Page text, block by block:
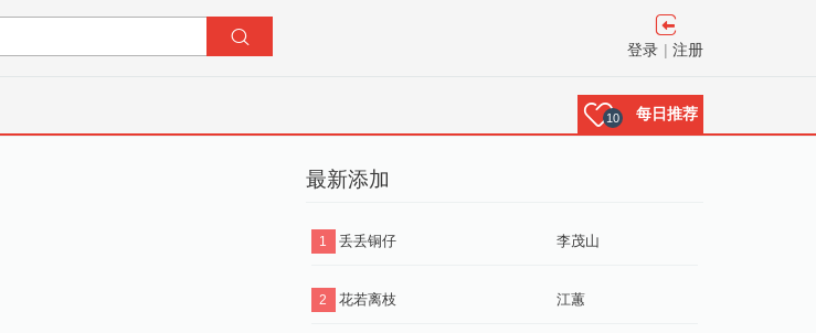
登录 | 注册
10 每日推荐
最新添加
1 丢丢铜仔 李茂山
2 花若离枝 江蕙